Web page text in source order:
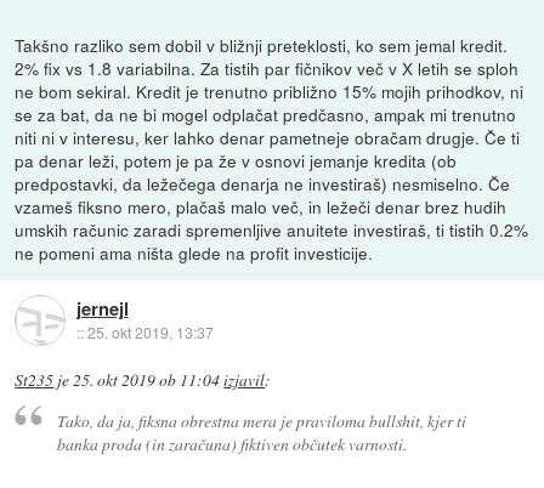
Takšno razliko sem dobil v bližnji preteklosti, ko sem jemal kredit.
2% fix vs 1.8 variabilna. Za tistih par fičnikov več v X letih se sploh
ne bom sekiral. Kredit je trenutno približno 15% mojih prihodkov, ni
se za bat, da ne bi mogel odplačat predčasno, ampak mi trenutno
niti ni v interesu, ker lahko denar pametneje obračam drugje. Če ti
pa denar leži, potem je pa že v osnovi jemanje kredita (ob
predpostavki, da ležečega denarja ne investiraš) nesmiselno. Če
vzameš fiksno mero, plačaš malo več, in ležeči denar brez hudih
umskih računic zaradi spremenljive anuitete investiraš, ti tistih 0.2%
ne pomeni ama ništa glede na profit investicije.
jernejl
::25. okt 2019, 13:37
St235 je25. okt 2019 ob 11:04izjavil:
Tako, da ja, fiksna obrestna mera je praviloma bullshit, kjer ti
banka proda (in zaračuna) fiktiven občutek varnosti.